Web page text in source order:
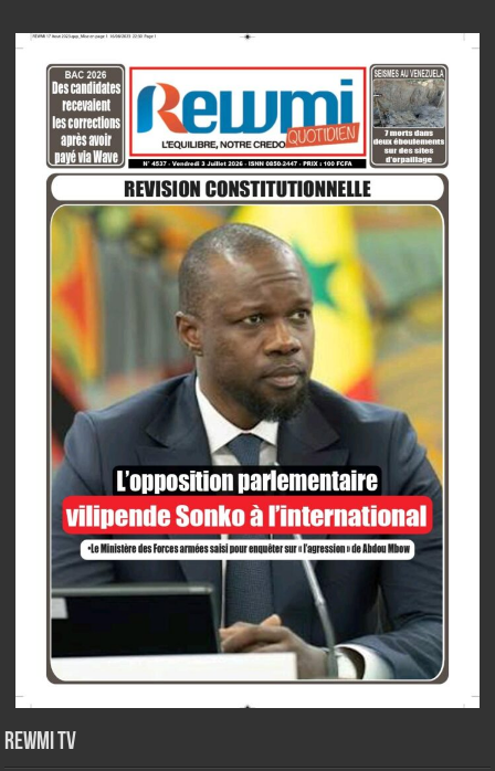
Rewmi TV